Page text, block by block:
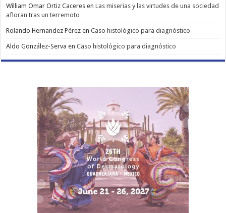
William Omar Ortiz Caceres enLas miserias y las virtudes de una sociedad
afloran tras un terremoto
Rolando Hernandez Pérez enCaso histológico para diagnóstico
Aldo González-Serva enCaso histológico para diagnóstico